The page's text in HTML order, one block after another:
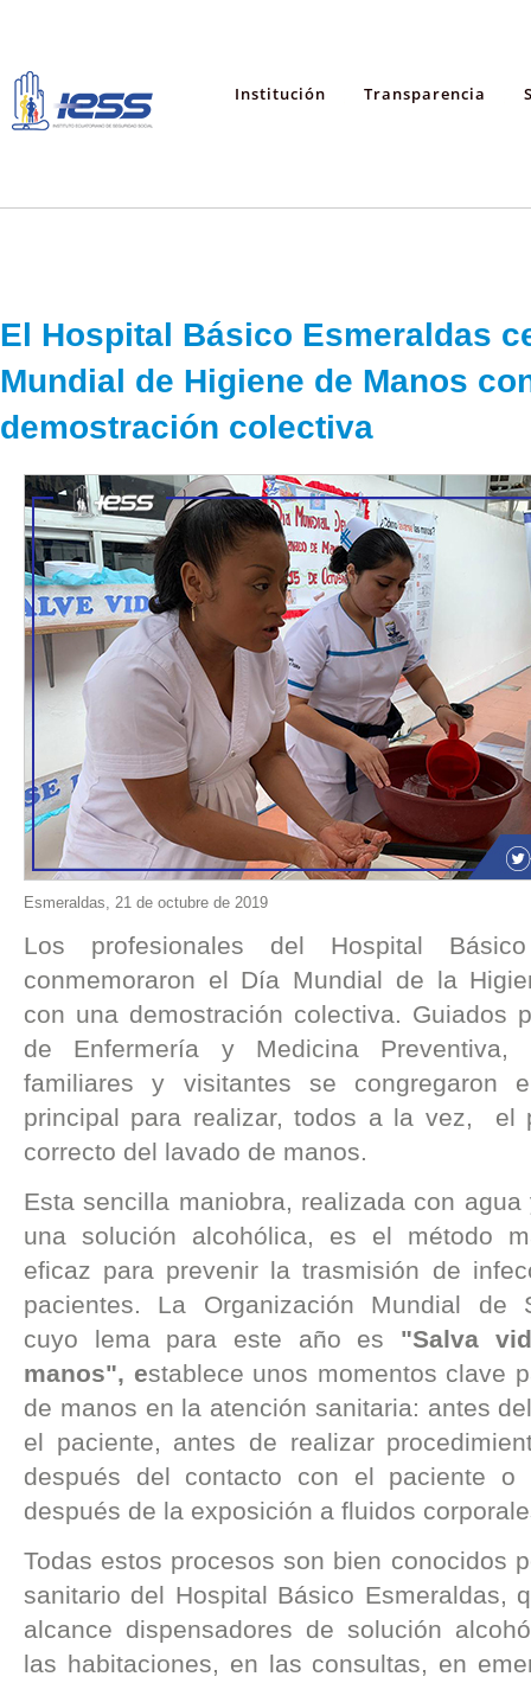
Institución Transparencia
El Hospital Básico Esmeraldas
Mundial de Higiene de Manos
demostración colectiva
Esmeraldas, 21 de octubre de 2019
Los profesionales del Hospital Básico
conmemoraron el Día Mundial de la
con una demostración colectiva. Guiados
de Enfermería y Medicina Preventiva,
familiares y visitantes se congregaron
principal para realizar, todos a la vez, el
correcto del lavado de manos.
Esta sencilla maniobra, realizada con
una solución alcohólica, es el método
eficaz para prevenir la trasmisión de
pacientes. La Organización Mundial de
cuyo lema para este año es "Salva
manos", establece unos momentos clave
de manos en la atención sanitaria: antes
el paciente, antes de realizar
después del contacto con el paciente o
después de la exposición a fluidos
Todas estos procesos son bien conocidos
sanitario del Hospital Básico Esmeraldas,
alcance dispensadores de solución
las habitaciones, en las consultas, en